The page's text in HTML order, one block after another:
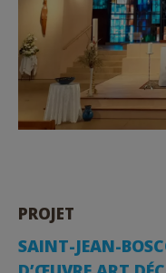
PROJET
SAINT-JEAN-